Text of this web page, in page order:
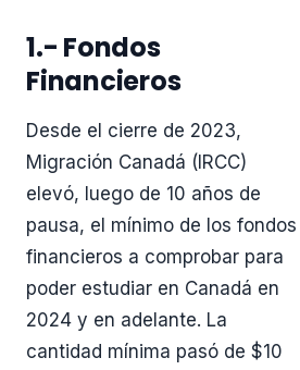
1.- Fondos
Financieros
Desde el cierre de 2023,
Migración Canadá (IRCC)
elevó, luego de 10 años de
pausa, el mínimo de los fondos
financieros a comprobar para
poder estudiar en Canadá en
2024 y en adelante. La
cantidad mínima pasó de $10